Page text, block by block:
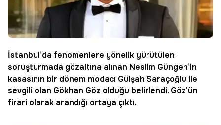
İstanbul’da fenomenlere yönelik yürütülen
soruşturmada gözaltına alınan Neslim Güngen’in
kasasının bir dönem modacı Gülşah Saraçoğlu ile
sevgili olan Gökhan Göz olduğu belirlendi. Göz'ün
firari olarak arandığı ortaya çıktı.